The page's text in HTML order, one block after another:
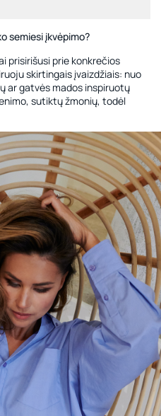
semiesi įkvėpimo?
prisirišusi prie konkrečios
skirtingais įvaizdžiais: nuo
ar gatvės mados inspiruotų
sutiktų žmonių, todėl